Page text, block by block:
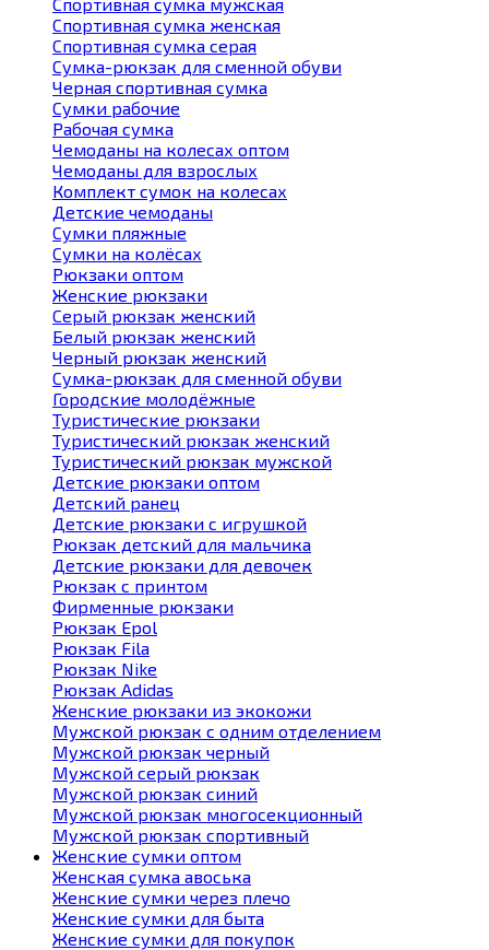
Спортивная сумка женская
Спортивная сумка серая
Сумка-рюкзак для сменной обуви
Черная спортивная сумка
Сумки рабочие
Рабочая сумка
Чемоданы на колесах оптом
Чемоданы для взрослых
Комплект сумок на колесах
Детские чемоданы
Сумки пляжные
Сумки на колёсах
Рюкзаки оптом
Женские рюкзаки
Серый рюкзак женский
Белый рюкзак женский
Черный рюкзак женский
Сумка-рюкзак для сменной обуви
Городские молодёжные
Туристические рюкзаки
Туристический рюкзак женский
Туристический рюкзак мужской
Детские рюкзаки оптом
Детский ранец
Детские рюкзаки с игрушкой
Рюкзак детский для мальчика
Детские рюкзаки для девочек
Рюкзак с принтом
Фирменные рюкзаки
Рюкзак Epol
Рюкзак Fila
Рюкзак Nike
Рюкзак Adidas
Женские рюкзаки из экокожи
Мужской рюкзак с одним отделением
Мужской рюкзак черный
Мужской серый рюкзак
Мужской рюкзак синий
Мужской рюкзак многосекционный
Мужской рюкзак спортивный
Женские сумки оптом
Женская сумка авоська
Женские сумки через плечо
Женские сумки для быта
Женские сумки для покупок